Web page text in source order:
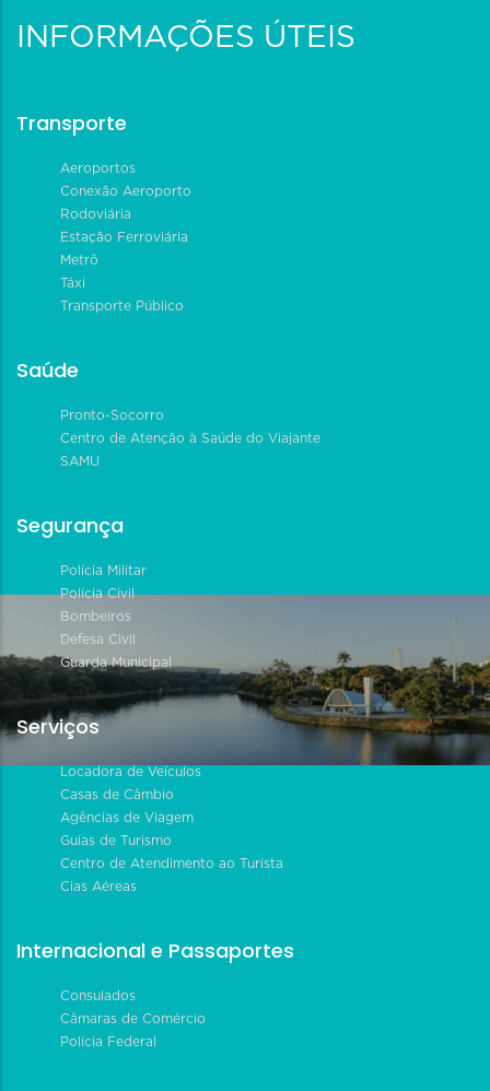
INFORMAÇÕES ÚTEIS
Transporte
Aeroportos
Conexão Aeroporto
Rodoviária
Estação Ferroviária
Metrô
Táxi
Transporte Público
Saúde
Pronto-Socorro
Centro de Atenção à Saúde do Viajante
SAMU
Segurança
Polícia Militar
Polícia Civil
Bombeiros
Defesa Civil
Guarda Municipal
Serviços
Locadora de Veículos
Casas de Câmbio
Agências de Viagem
Guias de Turismo
Centro de Atendimento ao Turista
Cias Aéreas
Internacional e Passaportes
Consulados
Câmaras de Comércio
Polícia Federal